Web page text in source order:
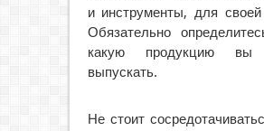
и инструменты, для
Обязательно
какую продукцию вы
выпускать.
Не стоит